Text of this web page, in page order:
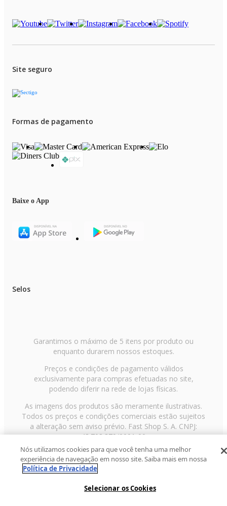
Site seguro
Formas de pagamento
Baixe o App
Selos
Garantimos o máximo de 5 itens por produto ou
enquanto durarem nossos estoques.
Preços e condições de pagamento válidos
exclusivamente para compras efetuadas no site,
podendo diferir na rede de lojas físicas.
As imagens dos produtos são meramente ilustrativas.
Todos os preços e condições comerciais estão sujeitos
a alteração sem aviso prévio. Fast Shop S. A. CNPJ:
43.708.379/0001-00
Avenida Zaki Narchi, nº 1650, sobreloja, Carandiru, São
Paulo/SP, CEP 02029-001, Telefone: 11 3003-3728 ©
2013 Fast Shop - Todos os direitos reservados
Nós utilizamos cookies para que você tenha uma melhor
experiência de navegação em nosso site. Saiba mais em nossa
Política de Privacidade
Selecionar os Cookies